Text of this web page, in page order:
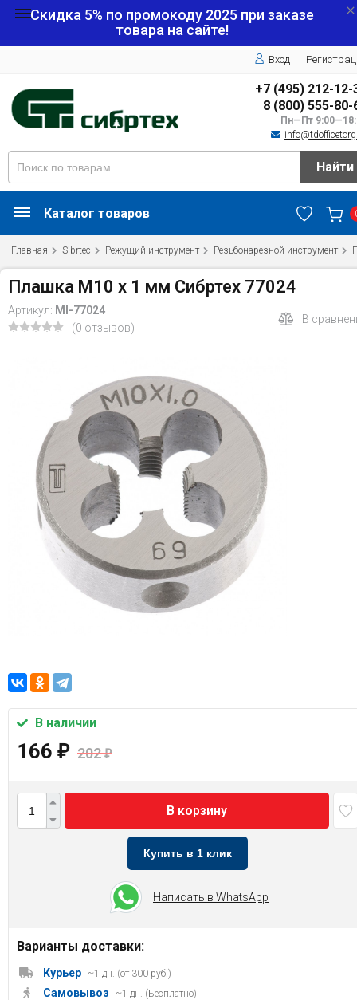
Скидка 5% по промокоду 2025 при заказе
товара на сайте!
Вход
+7 (495) 212-12-
8 (800) 555-80-
Пн—Пт
Найти
Каталог товаров
Главная Sibrtec Режущий инструмент Резьбонарезной инструмент
Плашка М10 х 1 мм Сибртех 77024
Артикул: MI-77024
(0 отзывов)
В
В наличии
166 ₽ 202₽
В корзину
Купить в 1 клик
Написать в WhatsApp
Варианты доставки:
Курьер ~1 дн. (от 300 руб.)
Самовывоз ~1 дн. (Бесплатно)